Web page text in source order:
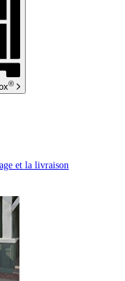
®
et la livraison